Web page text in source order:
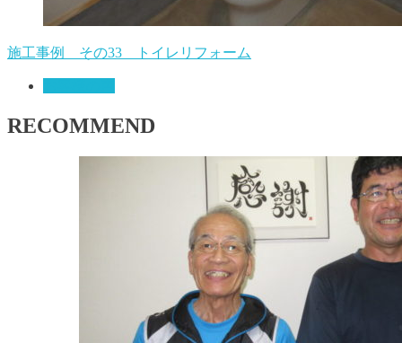
施工事例 その33 トイレリフォーム
RECOMMEND